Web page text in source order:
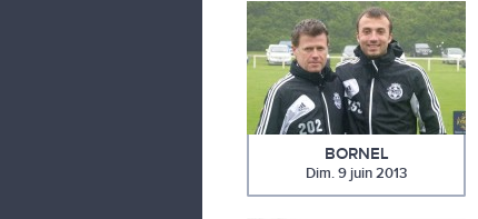
BORNEL
Dim. 9 juin 2013